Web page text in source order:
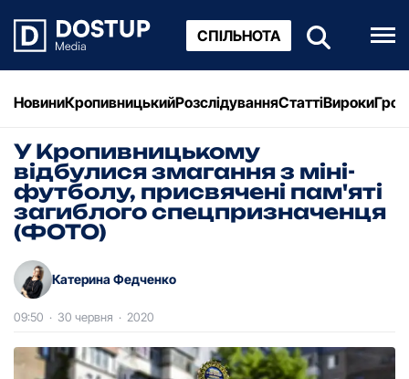
СПІЛЬНОТА
НовиниКропивницькийРозслідуванняСтаттіВироки
У Кpопивницькому
відбулися змагання з міні-
футболу, пpисвячені пам'яті
загиблого спецпризначенця
(ФОТО)
Катерина Федченко
09:50 · 30 червня · 2020